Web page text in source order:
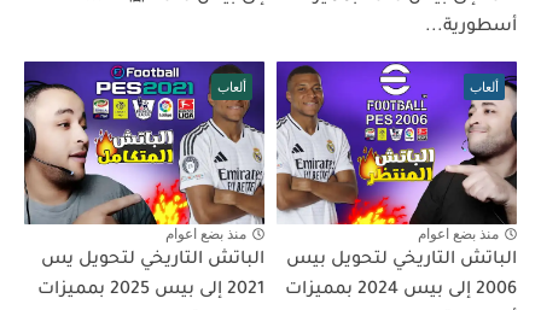
أسطورية...
ألعاب
منذ بضع اعوام
الباتش التاريخي لتحويل بيس
2006 إلى بيس 2024 بمميزات
ألعاب
منذ بضع اعوام
الباتش التاريخي لتحويل يس
2021 إلى بيس 2025 بمميزات